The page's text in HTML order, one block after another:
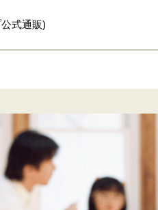
式通販)